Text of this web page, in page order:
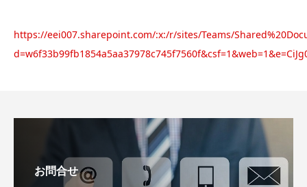
https://eei007.sharepoint.com/:x:/r/sites/Teams/
お問合せ